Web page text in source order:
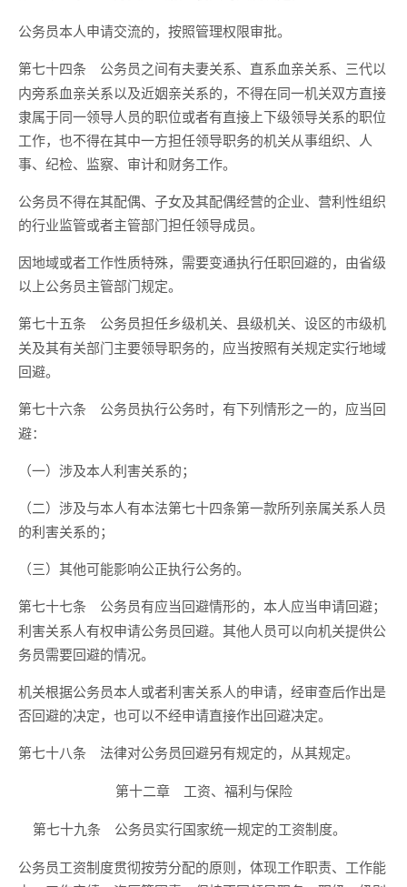
公务员本人申请交流的，按照管理权限审批。
第七十四条
公务员之间有夫妻关系、直系血亲关系、三代以
内旁系血亲关系以及近姻亲关系的，不得在同一机关双方直接
隶属于同一领导人员的职位或者有直接上下级领导关系的职位
工作，也不得在其中一方担任领导职务的机关从事组织、人
事、纪检、监察、审计和财务工作。
公务员不得在其配偶、子女及其配偶经营的企业、营利性组织
的行业监管或者主管部门担任领导成员。
因地域或者工作性质特殊，需要变通执行任职回避的，由省级
以上公务员主管部门规定。
第七十五条
公务员担任乡级机关、县级机关、设区的市级机
关及其有关部门主要领导职务的，应当按照有关规定实行地域
回避。
第七十六条
公务员执行公务时，有下列情形之一的，应当回
避：
（一）涉及本人利害关系的；
（二）涉及与本人有本法第七十四条第一款所列亲属关系人员
的利害关系的；
（三）其他可能影响公正执行公务的。
第七十七条
公务员有应当回避情形的，本人应当申请回避；
利害关系人有权申请公务员回避。其他人员可以向机关提供公
务员需要回避的情况。
机关根据公务员本人或者利害关系人的申请，经审查后作出是
否回避的决定，也可以不经申请直接作出回避决定。
第七十八条 法律对公务员回避另有规定的，从其规定。
第十二章 工资、福利与保险
第七十九条
公务员实行国家统一规定的工资制度。
公务员工资制度贯彻按劳分配的原则，体现工作职责、工作能